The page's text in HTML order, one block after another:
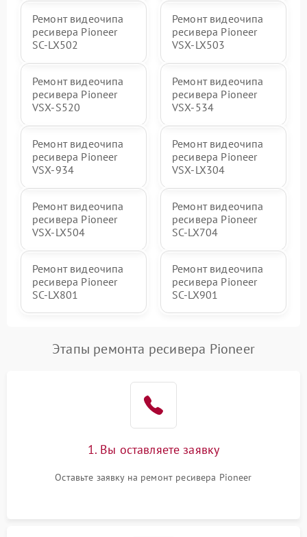
Ремонт видеочипа
ресивера Pioneer
SC-LX502
Ремонт видеочипа
ресивера Pioneer
VSX-LX503
Ремонт видеочипа
ресивера Pioneer
VSX-S520
Ремонт видеочипа
ресивера Pioneer
VSX-534
Ремонт видеочипа
ресивера Pioneer
VSX-934
Ремонт видеочипа
ресивера Pioneer
VSX-LX304
Ремонт видеочипа
ресивера Pioneer
VSX-LX504
Ремонт видеочипа
ресивера Pioneer
SC-LX704
Ремонт видеочипа
ресивера Pioneer
SC-LX801
Ремонт видеочипа
ресивера Pioneer
SC-LX901
Этапы ремонта ресивера Pioneer
1. Вы оставляете заявку
Оставьте заявку на ремонт ресивера Pioneer